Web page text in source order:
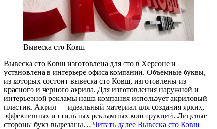
Вывеска сто Ковш
Вывеска сто Ковш изготовлена для сто в Херсоне и
установлена в интерьере офиса компании. Объемные буквы,
из которых состоит вывеска сто Ковш, изготовлены из
красного и черного акрила. Для изготовления наружной и
интерьерной рекламы наша компания использует акриловый
пластик. Акрил — идеальный материал для создания ярких,
эффективных и стильных рекламных конструкций. Лицевые
стороны букв вырезаны… Читать далее Вывеска сто Ковш